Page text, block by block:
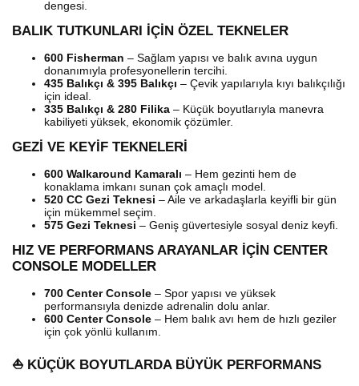
dengesi.
BALIK TUTKUNLARI İÇİN ÖZEL TEKNELER
600 Fisherman – Sağlam yapısı ve balık avına uygun
donanımıyla profesyonellerin tercihi.
435 Balıkçı & 395 Balıkçı – Çevik yapılarıyla kıyı balıkçılığı
için ideal.
335 Balıkçı & 280 Filika – Küçük boyutlarıyla manevra
kabiliyeti yüksek, ekonomik çözümler.
GEZİ VE KEYİF TEKNELERİ
600 Walkaround Kamaralı – Hem gezinti hem de
konaklama imkanı sunan çok amaçlı model.
520 CC Gezi Teknesi – Aile ve arkadaşlarla keyifli bir gün
için mükemmel seçim.
575 Gezi Teknesi – Geniş güvertesiyle sosyal deniz keyfi.
HIZ VE PERFORMANS ARAYANLAR İÇİN CENTER
CONSOLE MODELLER
700 Center Console – Spor yapısı ve yüksek
performansıyla denizde adrenalin dolu anlar.
600 Center Console – Hem balık avı hem de hızlı geziler
için çok yönlü kullanım.
⛵ KÜÇÜK BOYUTLARDA BÜYÜK PERFORMANS